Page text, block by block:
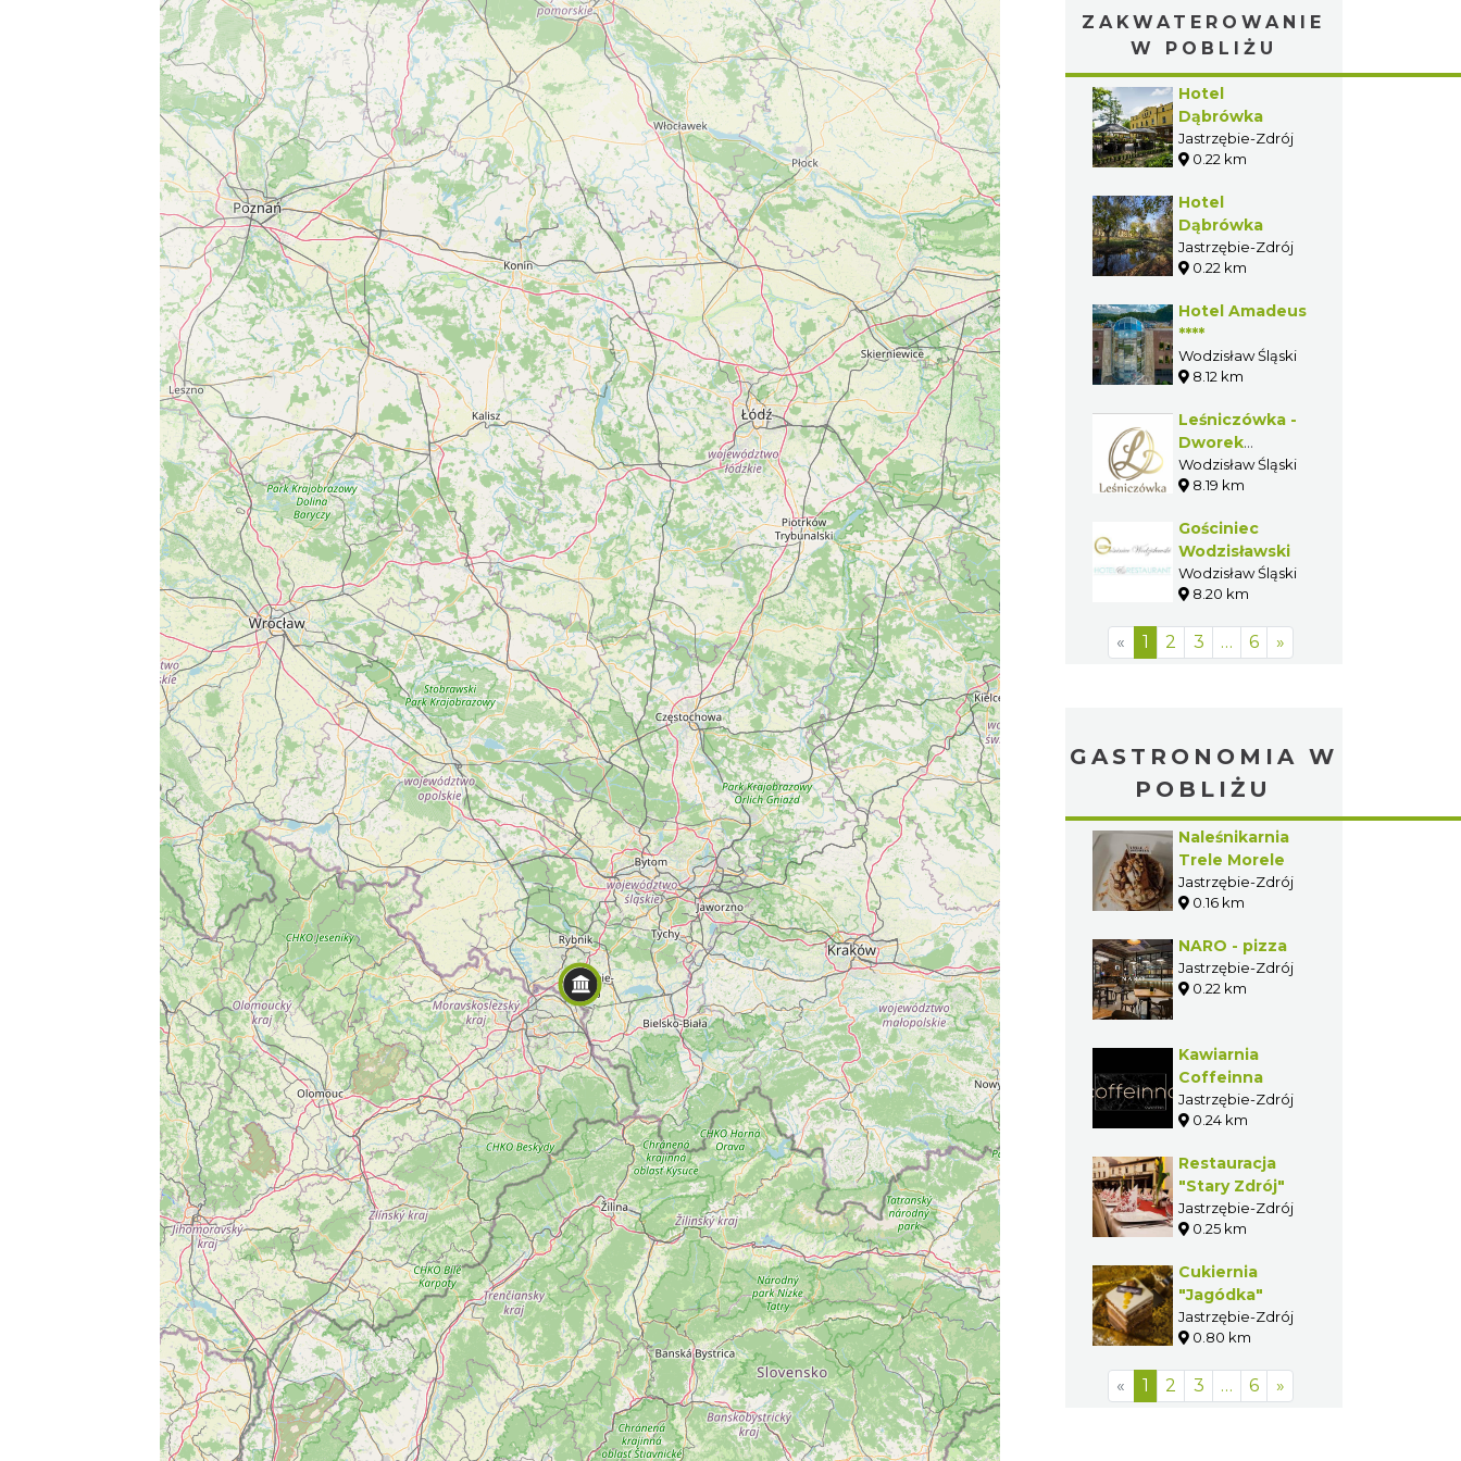
ZAKWATEROWANIE
W POBLIŻU
Hotel
Dąbrówka
Jastrzębie-Zdrój
0.22 km
Hotel
Dąbrówka
Jastrzębie-Zdrój
0.22 km
Hotel Amadeus
****
Wodzisław Śląski
8.12 km
Leśniczówka -
Dworek
Weselny
Wodzisław Śląski
8.19 km
Gościniec
Wodzisławski
Wodzisław Śląski
8.20 km
« 1 2 3 … 6 »
GASTRONOMIA W
POBLIŻU
Naleśnikarnia
Trele Morele
Jastrzębie-Zdrój
0.16 km
NARO - pizza
Jastrzębie-Zdrój
0.22 km
Kawiarnia
Coffeinna
Jastrzębie-Zdrój
0.24 km
Restauracja
"Stary Zdrój"
Jastrzębie-Zdrój
0.25 km
Cukiernia
"Jagódka"
Jastrzębie-Zdrój
0.80 km
« 1 2 3 … 6 »